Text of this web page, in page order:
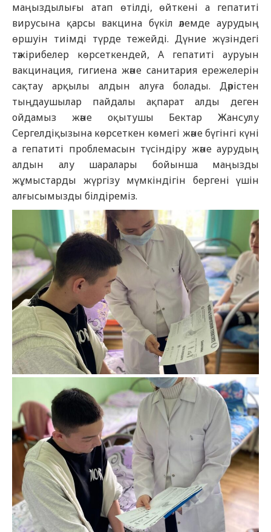
маңыздылығы атап өтілді, өйткені а гепатиті
вирусына қарсы вакцина бүкіл әлемде аурудың
өршуін тиімді түрде тежейді. Дүние жүзіндегі
тәжірибелер көрсеткендей, А гепатиті ауруын
вакцинация, гигиена және санитария ережелерін
сақтау арқылы алдын алуға болады. Дәрістен
тыңдаушылар пайдалы ақпарат алды деген
ойдамыз және оқытушы Бектар Жансулу
Сергелдіқызына көрсеткен көмегі және бүгінгі күні
а гепатиті проблемасын түсіндіру және аурудың
алдын алу шаралары бойынша маңызды
жұмыстарды жүргізу мүмкіндігін бергені үшін
алғысымызды білдіреміз.